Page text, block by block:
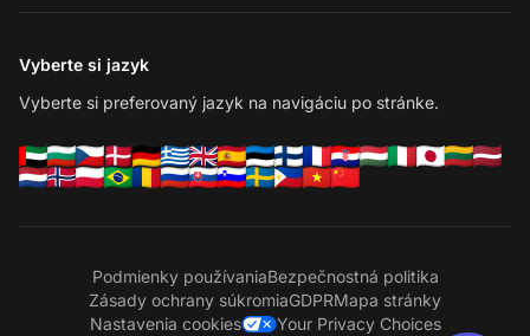
Vyberte si jazyk
Vyberte si preferovaný jazyk na navigáciu po stránke.
Podmienky používaniaBezpečnostná politika
Zásady ochrany súkromiaGDPRMapa stránky
Nastavenia cookies
Your Privacy Choices